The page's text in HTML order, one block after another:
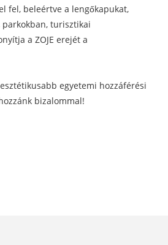
fel, beleértve a lengőkapukat,
parkokban, turisztikai
a ZOJE erejét a
egyetemi hozzáférési
bizalommal!